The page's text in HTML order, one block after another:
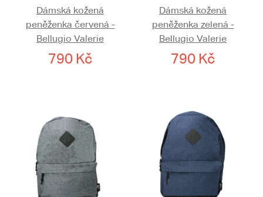
Dámská kožená
peněženka červená -
Bellugio Valerie
790 Kč
Dámská kožená
peněženka zelená -
Bellugio Valerie
790 Kč